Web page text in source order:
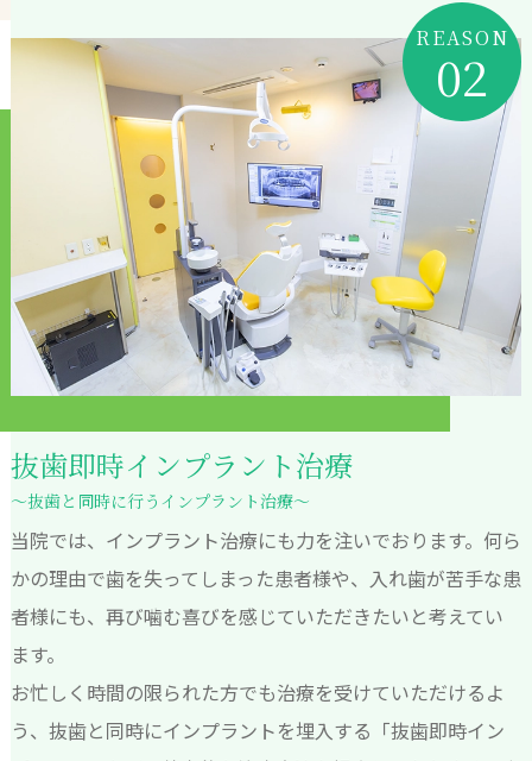
REASON
02
抜歯即時インプラント治療
～抜歯と同時に行うインプラント治療～
当院では、インプラント治療にも力を注いでおります。何ら
かの理由で歯を失ってしまった患者様や、入れ歯が苦手な患
者様にも、再び噛む喜びを感じていただきたいと考えてい
ます。
お忙しく時間の限られた方でも治療を受けていただけるよ
う、抜歯と同時にインプラントを埋入する「抜歯即時イン